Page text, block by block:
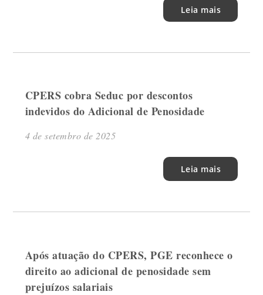
Leia mais
CPERS cobra Seduc por descontos
indevidos do Adicional de Penosidade
4 de setembro de 2025
Leia mais
Após atuação do CPERS, PGE reconhece o
direito ao adicional de penosidade sem
prejuízos salariais